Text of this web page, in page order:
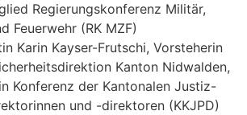
Regierungskonferenz Militär,
Feuerwehr (RK MZF)
Karin Kayser-Frutschi, Vorsteherin
Kanton Nidwalden,
Konferenz der Kantonalen Justiz-
und -direktoren (KKJPD)